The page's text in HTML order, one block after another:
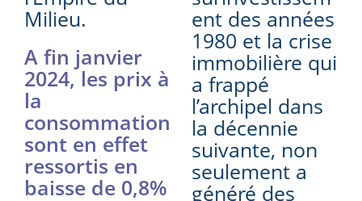
Milieu.
A fin janvier
2024, les prix à
la
consommation
sont en effet
ressortis en
baisse de 0,8%
ent des années
1980 et la crise
immobilière qui
a frappé
l’archipel dans
la décennie
suivante, non
seulement a
généré des